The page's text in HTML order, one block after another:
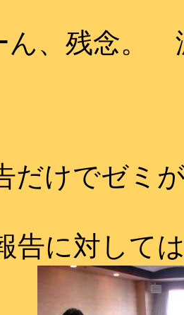
ん、残念。
だけでゼミ
告に対して